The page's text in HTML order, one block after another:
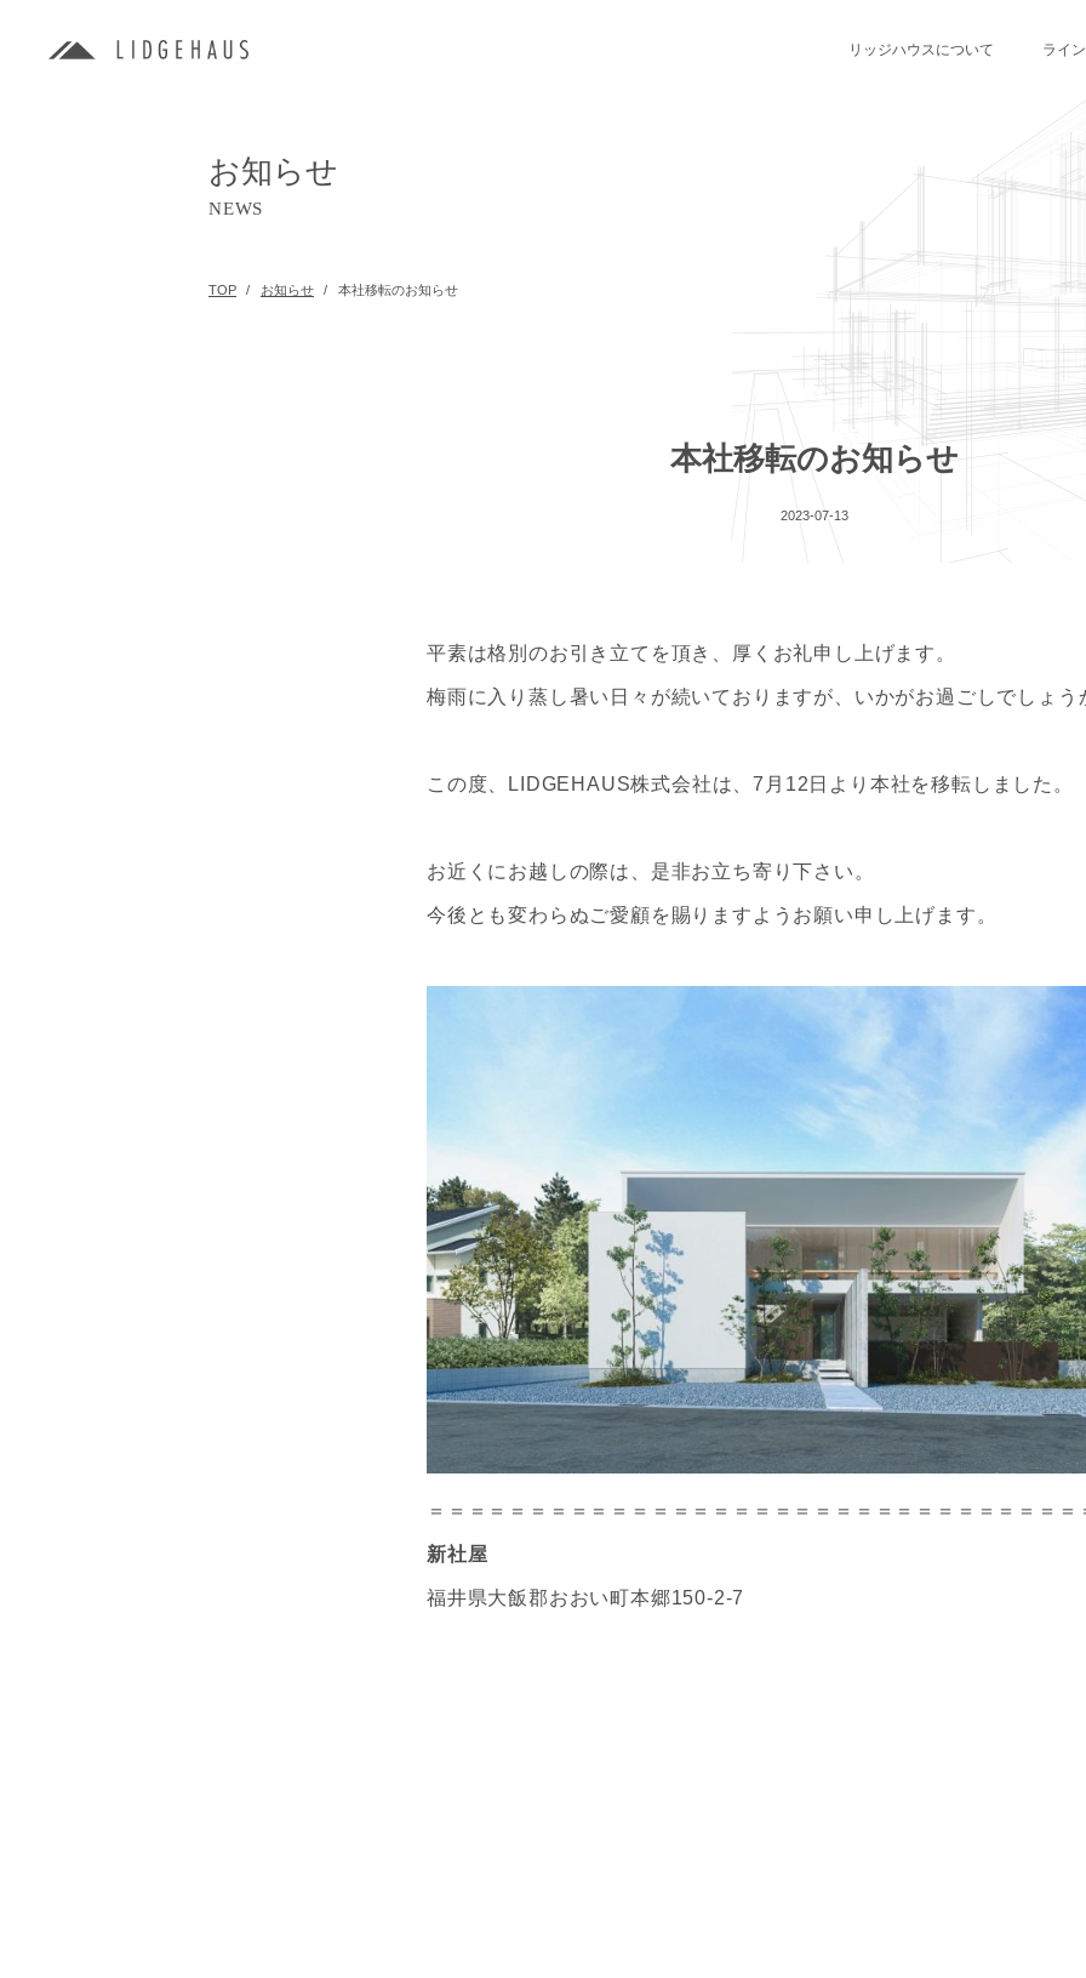
リッジハウスについて ライ
TOP お知らせ 本社移転のお知らせ
お知らせ
NEWS
2023-07-13
本社移転のお知らせ
平素は格別のお引き立てを頂き、厚くお礼申し上げます。
梅雨に入り蒸し暑い日々が続いておりますが、いかがお過ごしでしょう
この度、LIDGEHAUS株式会社は、7月12日より本社を移転しました。
お近くにお越しの際は、是非お立ち寄り下さい。
今後とも変わらぬご愛顧を賜りますようお願い申し上げます。
＝＝＝＝＝＝＝＝＝＝＝＝＝＝＝＝＝＝＝＝＝＝＝＝＝＝＝＝＝＝＝＝
新社屋
福井県大飯郡おおい町本郷150-2-7